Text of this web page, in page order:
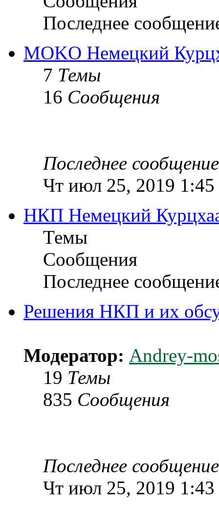
Последнее
MOKO Немецкий
7 Темы
16 Сообщения
Последнее сообщение
Чт июл 25, 2019 1:45
НКП Немецкий
Темы
Сообщения
Последнее
Решения НКП и их
Модератор: Andrey-
19 Темы
835 Сообщения
Последнее сообщение
Чт июл 25, 2019 1:43